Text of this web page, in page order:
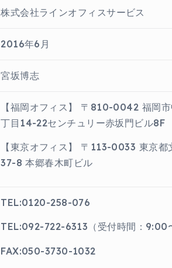
株式会社ラインオフィスサービス
2016年6月
宮坂博志
【福岡オフィス】 〒810-0042 福岡
丁目14-22センチュリー赤坂門ビル8F
【東京オフィス】 〒113-0033 東京
37-8 本郷春木町ビル
TEL:0120-258-076
TEL:092-722-6313（受付時間：9:00
FAX:050-3730-1032